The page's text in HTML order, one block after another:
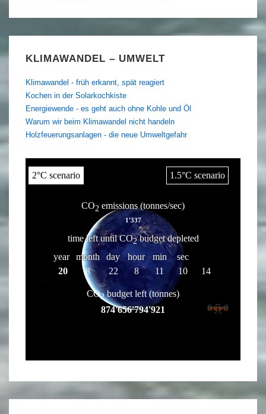
KLIMAWANDEL – UMWELT
Klimawandel - früh erkannt, spät reagiert
Kochen in der Solarkochkiste
Energiewende - es geht auch ohne Kohle und Öl
Warum wir beim Klimawandel nicht handeln
Holzfeuerungsanlagen - die neue Umweltgefahr